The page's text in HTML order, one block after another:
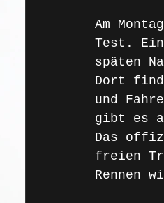
Am
Test.
späten
Dort
und
gibt es
Das
freien
Rennen